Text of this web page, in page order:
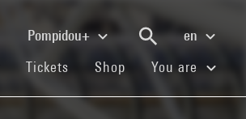
Pompidou+
en
(current)
Tickets (current)
Shop (current)You are